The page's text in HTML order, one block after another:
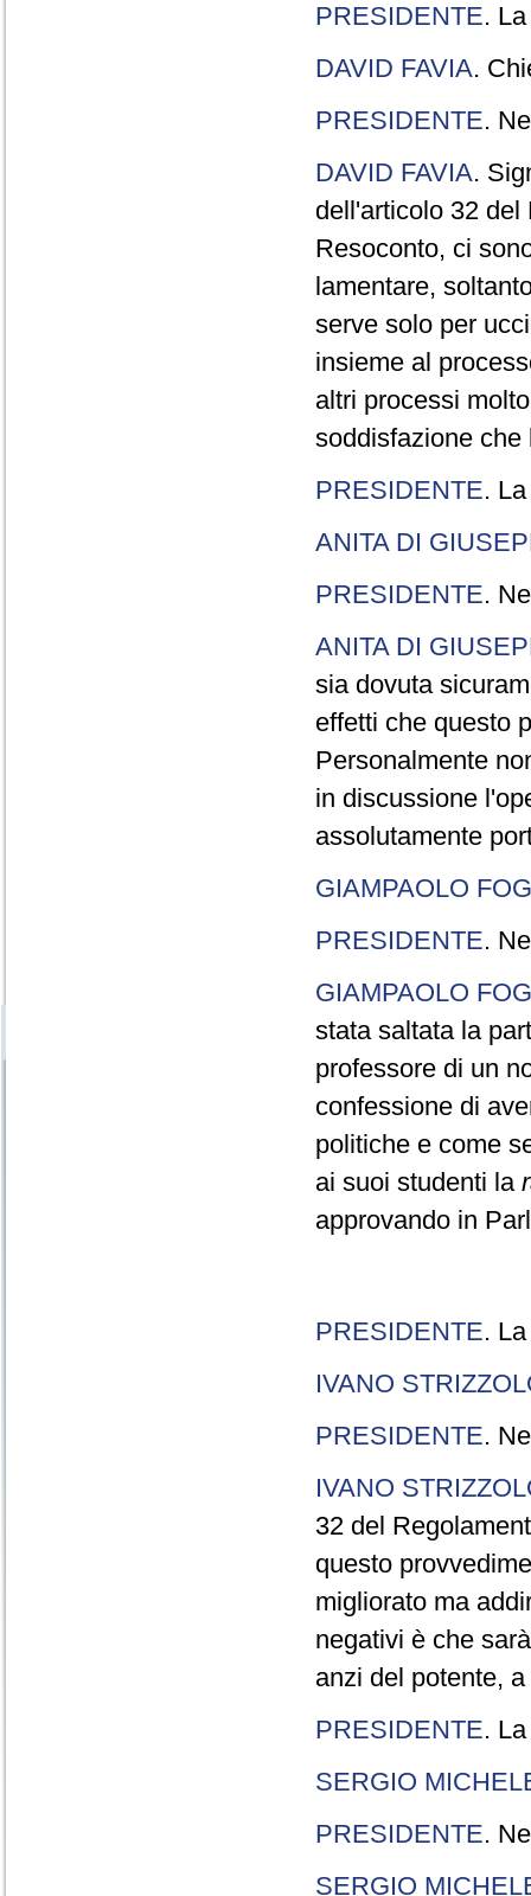
PRESIDENTE.
DAVID FAVIA.
PRESIDENTE.
DAVID FAVIA.
dell'articolo 32 del
Resoconto, ci
lamentare,
serve solo per
insieme al
altri processi
soddisfazione che
PRESIDENTE.
ANITA DI
PRESIDENTE.
ANITA DI
sia dovuta
effetti che questo
Personalmente
in discussione
assolutamente
GIAMPAOLO
PRESIDENTE.
GIAMPAOLO
stata saltata la
professore di un
confessione di
politiche e come
ai suoi studenti la
approvando in
PRESIDENTE.
IVANO
PRESIDENTE.
IVANO
32 del
questo
migliorato ma
negativi è che
anzi del potente,
PRESIDENTE.
SERGIO
PRESIDENTE.
SERGIO